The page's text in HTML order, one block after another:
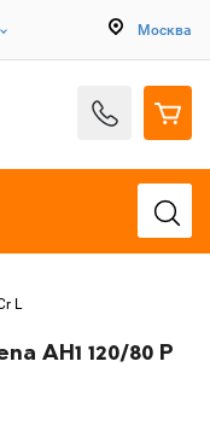
Москва
L
AH1 120/80 P